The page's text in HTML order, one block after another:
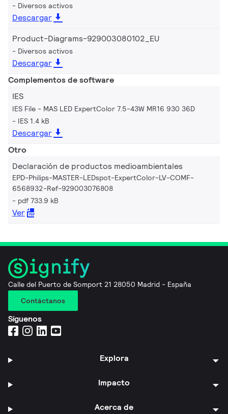
Diversos activos
Descargar
Product-Diagrams-929003080102_EU
Diversos activos
Descargar
Complementos de software
IES
IES File - MAS LED ExpertColor 7.5-43W MR16 930 36D
IES 1.4 kB
Descargar
Otro
Declaración de productos medioambientales
EPD-Philips-MASTER-LEDspot-ExpertColor-LV-COMF-
6568932-Ref-929003076808
pdf 733.9 kB
Ver
Calle del Puerto de Somport 21 28050 Madrid - España
Contáctanos
Síguenos
Explora
Impacto
Acerca de